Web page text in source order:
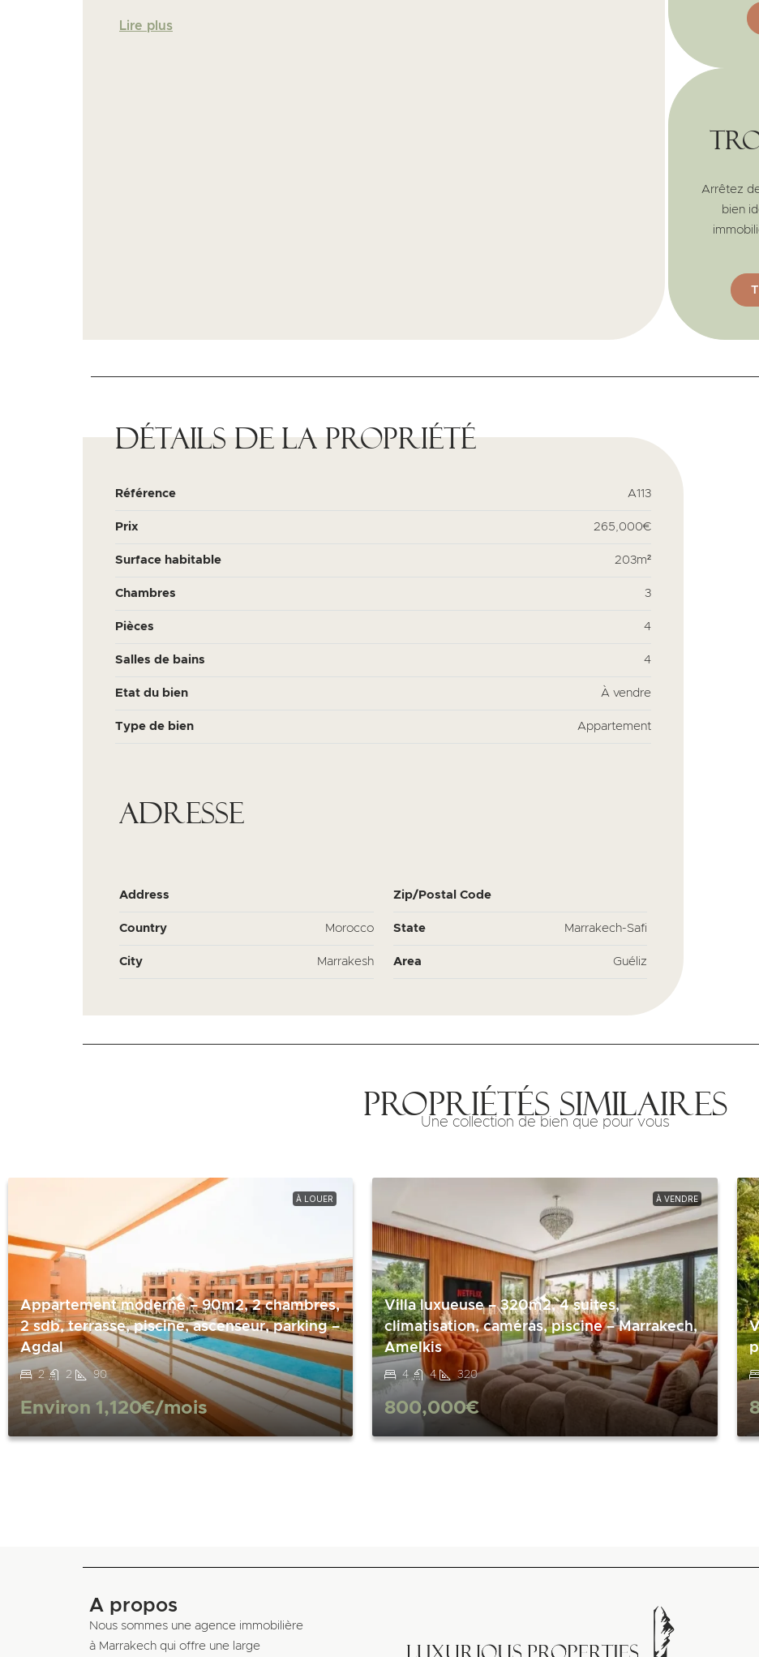
Lire plus
Arrêtez
bien
Détails de la propriété
Référence A113
Prix 265,000€
Surface habitable 203m²
Chambres 3
Pièces 4
Salles de bains 4
Etat du bien À vendre
Type de bien Appartement
Adresse
Address Zip/Postal Code
Country Morocco State Marrakech-Safi
City Marrakesh Area Guéliz
Propriétés similaires
Une collection de bien que pour vous
À LOUER
Appartement moderne – 90m2, 2 chambres,
2 sdb, terrasse, piscine, ascenseur, parking –
Agdal
2 2 90
Environ 1,120€/mois
À VENDRE
Villa luxueuse – 320m2, 4 suites,
climatisation, caméras, piscine – Marrakech,
Amelkis
4 4 320
800,000€
A propos
Nous sommes une agence immobilière
à Marrakech qui offre une large